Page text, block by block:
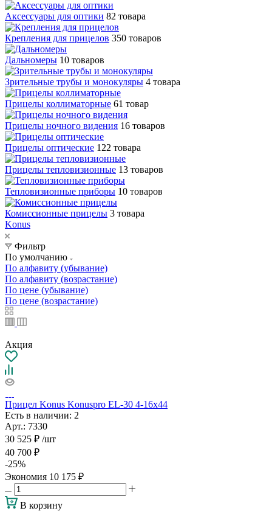
Аксессуары для оптики 82 товара
Крепления для прицелов 350 товаров
Дальномеры 10 товаров
Зрительные трубы и монокуляры 4 товара
Прицелы коллиматорные 61 товар
Прицелы ночного видения 16 товаров
Прицелы оптические 122 товара
Прицелы тепловизионные 13 товаров
Тепловизионные приборы 10 товаров
Комиссионные прицелы 3 товара
Konus
Фильтр
По умолчанию
По алфавиту (убывание)
По алфавиту (возрастание)
По цене (убывание)
По цене (возрастание)
Акция
Прицел Konus Konuspro EL-30 4-16x44
Есть в наличии: 2
Арт.: 7330
30 525 ₽ /шт
40 700 ₽
-25%
Экономия 10 175 ₽
В корзину